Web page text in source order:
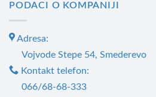
могу
PODACI O KOMPANIJI
Adresa:
Vojvode Stepe 54, Smederevo
Kontakt telefon:
066/68-68-333